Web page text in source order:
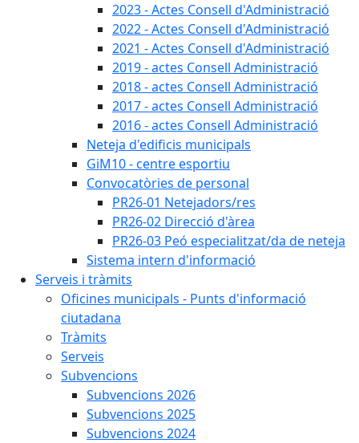
2023 - Actes Consell d'Administració
2022 - Actes Consell d'Administració
2021 - Actes Consell d'Administració
2019 - actes Consell Administració
2018 - actes Consell Administració
2017 - actes Consell Administració
2016 - actes Consell Administració
Neteja d'edificis municipals
GiM10 - centre esportiu
Convocatòries de personal
PR26-01 Netejadors/res
PR26-02 Direcció d'àrea
PR26-03 Peó especialitzat/da de neteja
Sistema intern d'informació
Serveis i tràmits
Oficines municipals - Punts d'informació
ciutadana
Tràmits
Serveis
Subvencions
Subvencions 2026
Subvencions 2025
Subvencions 2024